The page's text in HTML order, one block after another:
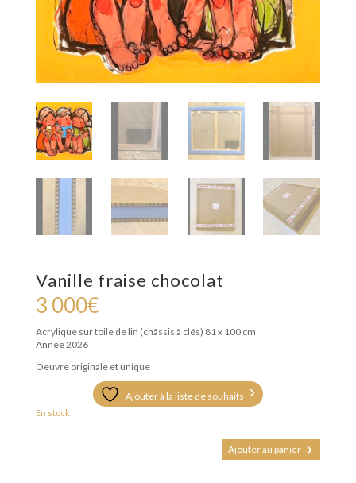
Vanille fraise chocolat
3 000€
Acrylique sur toile de lin (châssis à clés) 81 x 100 cm
Année 2026
Oeuvre originale et unique
Ajouter à la liste de souhaits
En stock
Ajouter au panier